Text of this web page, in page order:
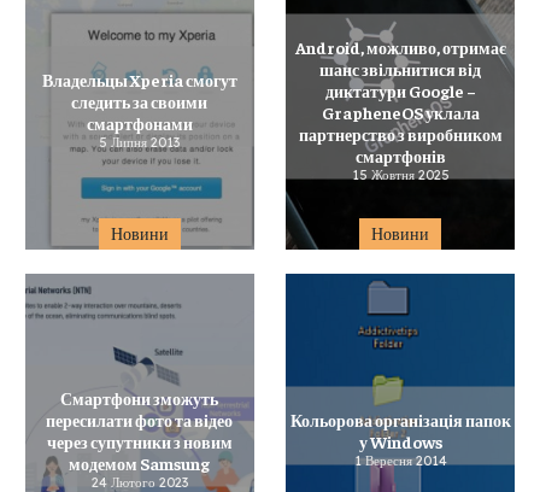
Новини
Владельцы Xperia смогут
следить за своими
смартфонами
5 Липня 2013
Новини
Android, можливо, отримає
шанс звільнитися від
диктатури Google –
GrapheneOS уклала
партнерство з виробником
смартфонів
15 Жовтня 2025
Смартфони зможуть
пересилати фото та відео
через супутники з новим
модемом Samsung
24 Лютого 2023
Кольорова організація папок
у Windows
1 Вересня 2014